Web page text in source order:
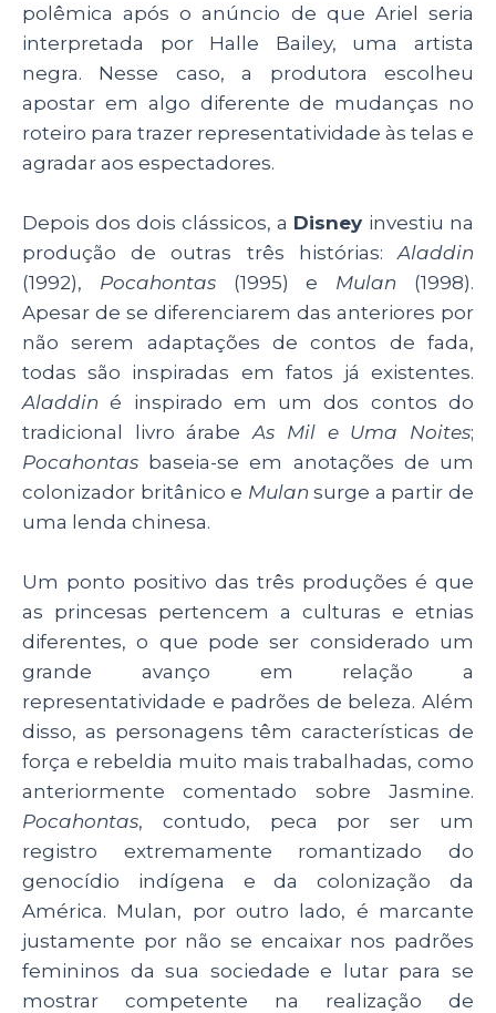
polêmica após o anúncio de que Ariel seria
interpretada por Halle Bailey, uma artista
negra. Nesse caso, a produtora escolheu
apostar em algo diferente de mudanças no
roteiro para trazer representatividade às telas e
agradar aos espectadores.
Depois dos dois clássicos, a Disney investiu na
produção de outras três histórias:Aladdin
(1992), Pocahontas (1995) e Mulan (1998).
Apesar de se diferenciarem das anteriores por
não serem adaptações de contos de fada,
todas são inspiradas em fatos já existentes.
Aladdin é inspirado em um dos contos do
tradicional livro árabeAs Mil e Uma Noites;
Pocahontas baseia-se em anotações de um
colonizador britânico e Mulan surge a partir de
uma lenda chinesa.
Um ponto positivo das três produções é que
as princesas pertencem a culturas e etnias
diferentes, o que pode ser considerado um
grande avanço em relação a
representatividade e padrões de beleza. Além
disso, as personagens têm características de
força e rebeldia muito mais trabalhadas, como
anteriormente comentado sobre Jasmine.
Pocahontas, contudo, peca por ser um
registro extremamente romantizado do
genocídio indígena e da colonização da
América. Mulan, por outro lado, é marcante
justamente por não se encaixar nos padrões
femininos da sua sociedade e lutar para se
mostrar competente na realização de